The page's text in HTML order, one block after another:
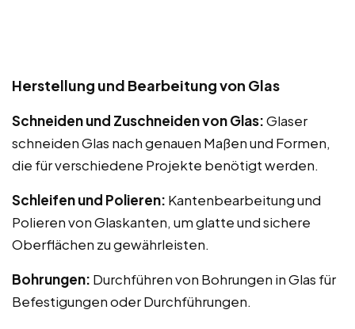
Herstellung und Bearbeitung von Glas
Schneiden und Zuschneiden von Glas:Glaser
schneiden Glas nach genauen Maßen und Formen,
die für verschiedene Projekte benötigt werden.
Schleifen und Polieren: Kantenbearbeitung und
Polieren von Glaskanten, um glatte und sichere
Oberflächen zu gewährleisten.
Bohrungen: Durchführen von Bohrungen in Glas für
Befestigungen oder Durchführungen.